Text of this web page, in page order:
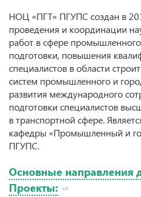
НОЦ «ПГТ» ПГУПС создан в
проведения и координации
работ в сфере
подготовки, повышения
специалистов в области
систем промышленного и
развития международного
подготовки специалистов
в транспортной сфере.
кафедры «Промышленный и
ПГУПС.
Основные направления
Проекты: